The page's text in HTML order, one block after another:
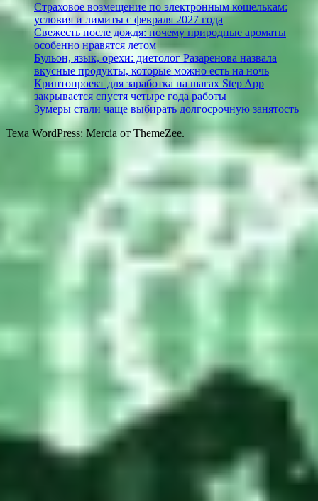
Страховое возмещение по электронным кошелькам:
условия и лимиты с февраля 2027 года
Свежесть после дождя: почему природные ароматы
особенно нравятся летом
Бульон, язык, орехи: диетолог Разаренова назвала
вкусные продукты, которые можно есть на ночь
Криптопроект для заработка на шагах Step App
закрывается спустя четыре года работы
Зумеры стали чаще выбирать долгосрочную занятость
Тема WordPress: Mercia от ThemeZee.